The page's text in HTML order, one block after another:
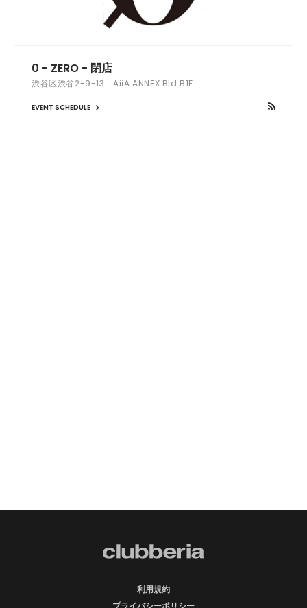
0 - ZERO - 閉店
渋谷区渋谷2-9-13 AiiA ANNEX Bld.B1F
EVENT SCHEDULE
利用規約